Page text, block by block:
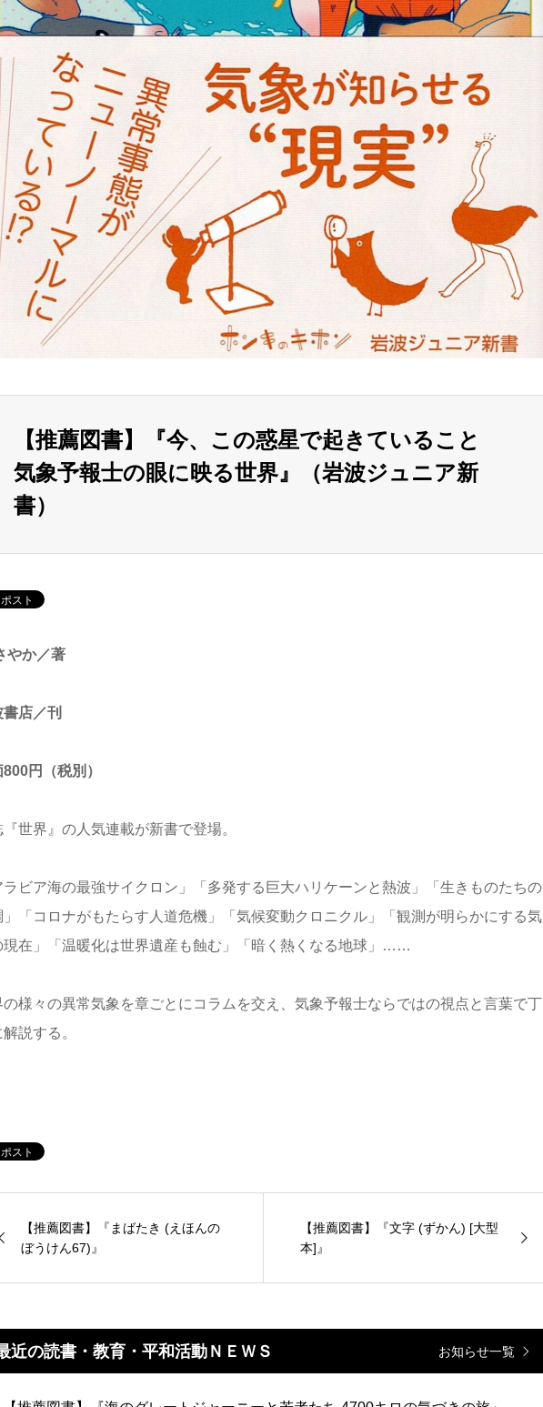
【推薦図書】『今、この惑星で起きていること
気象予報士の眼に映る世界』（岩波ジュニア新
書）
やか／著
店／刊
円（税別）
世界』の人気連載が新書で登場。
ラビア海の最強サイクロン」「多発する巨大ハリケーンと熱波」「生きものたちの
」「コロナがもたらす人道危機」「気候変動クロニクル」「観測が明らかにする気
現在」「温暖化は世界遺産も蝕む」「暗く熱くなる地球」……
の様々の異常気象を章ごとにコラムを交え、気象予報士ならではの視点と言葉で丁
説する。
【推薦図書】『まばたき (えほんの
ぼうけん67)』
【推薦図書】『文字 (ずかん) [大型
本]』
近の読書・教育・平和活動ＮＥＷＳ お知らせ一覧